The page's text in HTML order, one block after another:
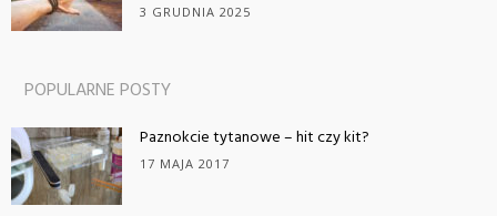
3 GRUDNIA 2025
POPULARNE POSTY
Paznokcie tytanowe – hit czy kit?
17 MAJA 2017